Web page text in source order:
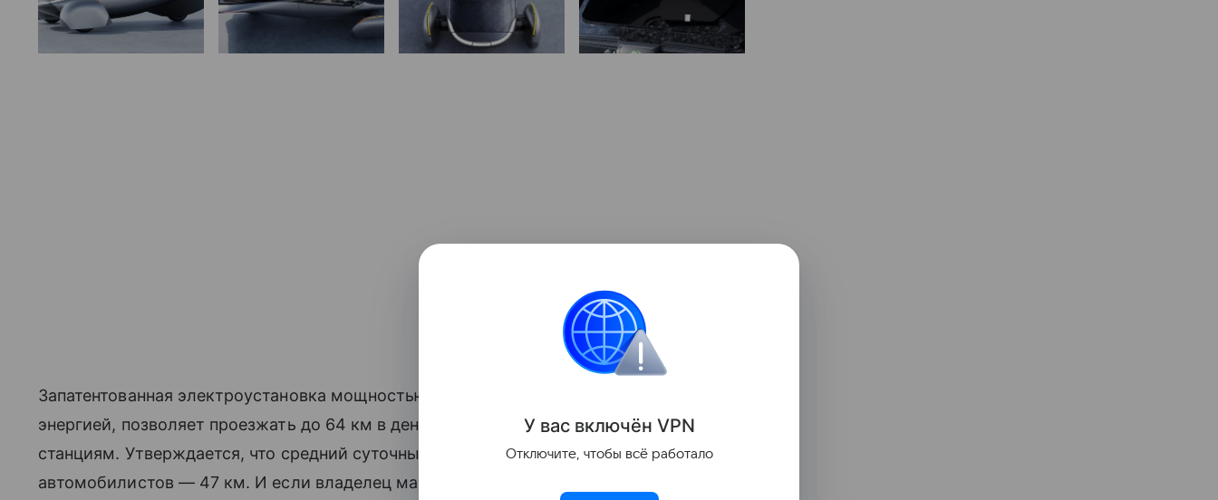
Запатентованная электроустановка мощностью 700 ватт, питающаяся солнечной
энергией, позволяет проезжать до 64 км в день, не подключаясь к зарядным
станциям. Утверждается, что средний суточный пробег большинства
автомобилистов — 47 км. И если владелец машины живет в таких
У вас включён VPN
Отключите, чтобы всё работало